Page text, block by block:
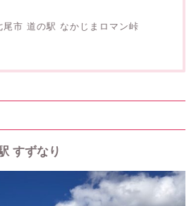
尾市 道の駅 なかじまロマン峠
すずなり